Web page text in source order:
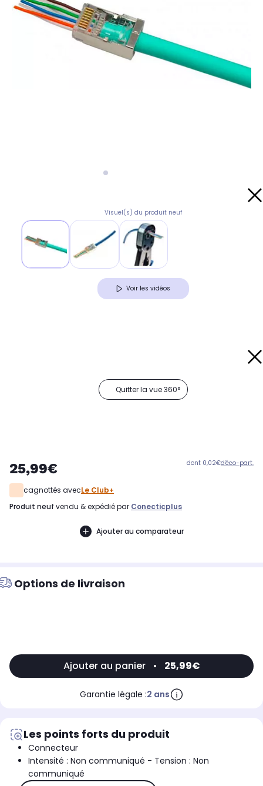
Visuel(s) du produit neuf
Voir les vidéos
Quitter la vue 360°
25,99€ dont 0,02€d'éco-part.
cagnottés avecLe Club+
produit neuf vendu & expédié par Conecticplus
Ajouter au comparateur
Options de livraison
Ajouter au panier • 25,99€
Garantie légale :2 ans
Les points forts du produit
Connecteur
Intensité : Non communiqué - Tension : Non
communiqué